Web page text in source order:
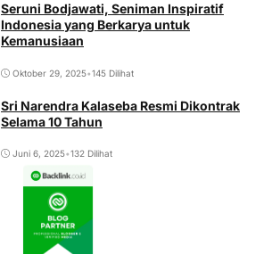
Seruni Bodjawati, Seniman Inspiratif
Indonesia yang Berkarya untuk
Kemanusiaan
Oktober 29, 2025•145 Dilihat
Sri Narendra Kalaseba Resmi Dikontrak
Selama 10 Tahun
Juni 6, 2025•132 Dilihat